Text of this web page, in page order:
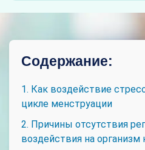
Содержание:
1. Как воздействие
цикле менструации
2. Причины отсутствия
воздействия на